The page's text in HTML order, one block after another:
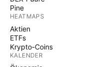
Pine
HEATMAPS
Aktien
ETFs
Krypto-Coins
KALENDER